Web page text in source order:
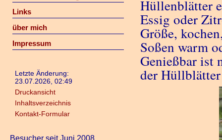
Links
über mich
Impressum
Letzte Änderung:
23.07.2026, 02:49
Druckansicht
Inhaltsverzeichnis
Kontakt-Formular
Besucher seit Juni 2008
Hüllenblätter
Essig oder
Größe,
Soßen warm
Genießbar ist
der